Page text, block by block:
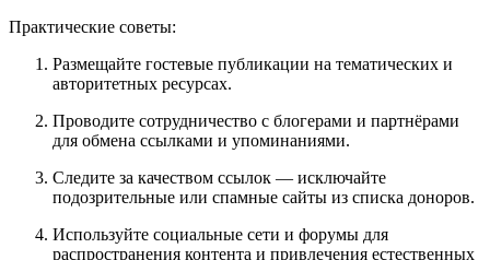
Практические советы:
Размещайте гостевые публикации на тематических и
авторитетных ресурсах.
Проводите сотрудничество с блогерами и партнёрами
для обмена ссылками и упоминаниями.
Следите за качеством ссылок — исключайте
подозрительные или спамные сайты из списка доноров.
Используйте социальные сети и форумы для
распространения контента и привлечения естественных